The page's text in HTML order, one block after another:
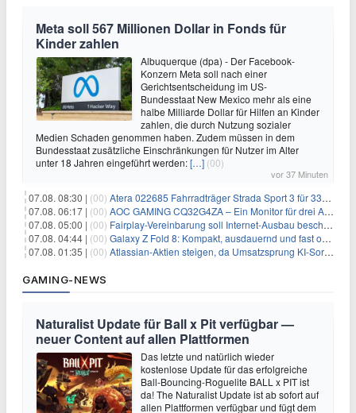
Meta soll 567 Millionen Dollar in Fonds für
Kinder zahlen
Albuquerque (dpa) - Der Facebook-
Konzern Meta soll nach einer
Gerichtsentscheidung im US-
Bundesstaat New Mexico mehr als eine
halbe Milliarde Dollar für Hilfen an Kinder
zahlen, die durch Nutzung sozialer
Medien Schaden genommen haben. Zudem müssen in dem
Bundesstaat zusätzliche Einschränkungen für Nutzer im Alter
unter 18 Jahren eingeführt werden:[…] (00)
vor 37 Minuten
07.08. 08:30 | (00) Atera 022685 Fahrradträger Strada Sport 3 für 337,48€
07.08. 06:17 | (00) AOC GAMING CQ32G4ZA – Ein Monitor für drei Arten von Spielen
07.08. 05:00 | (00) Fairplay-Vereinbarung soll Internet-Ausbau beschleunigen
07.08. 04:44 | (00) Galaxy Z Fold 8: Kompakt, ausdauernd und fast ohne Falte
07.08. 01:35 | (00) Atlassian-Aktien steigen, da Umsatzsprung KI-Sorgen dämpft
GAMING-NEWS
Naturalist Update für Ball x Pit verfügbar —
neuer Content auf allen Plattformen
Das letzte und natürlich wieder
kostenlose Update für das erfolgreiche
Ball-Bouncing-Roguelite BALL x PIT ist
da! The Naturalist Update ist ab sofort auf
allen Plattformen verfügbar und fügt dem